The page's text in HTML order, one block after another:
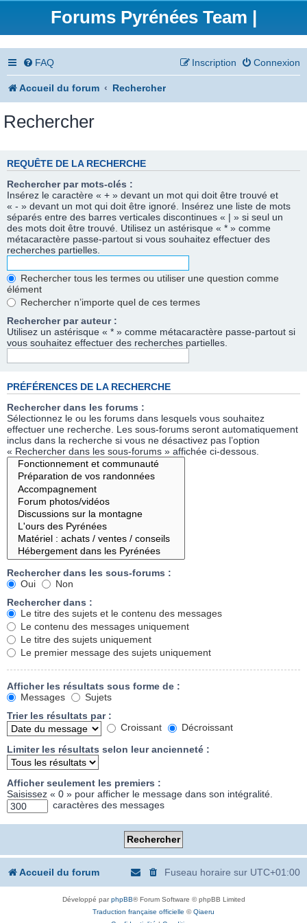
Forums Pyrénées Team |
FAQ Connexion
Inscription
Accueil du forum Rechercher
Rechercher
REQUÊTE DE LA RECHERCHE
Rechercher par mots-clés :
Insérez le caractère « + » devant un mot qui doit être trouvé et
« - » devant un mot qui doit être ignoré. Insérez une liste de mots
séparés entre des barres verticales discontinues « | » si seul un
des mots doit être trouvé. Utilisez un astérisque « * » comme
métacaractère passe-partout si vous souhaitez effectuer des
recherches partielles.
Rechercher tous les termes ou utiliser une question comme
élément
Rechercher n’importe quel de ces termes
Rechercher par auteur :
Utilisez un astérisque « * » comme métacaractère passe-partout si
vous souhaitez effectuer des recherches partielles.
PRÉFÉRENCES DE LA RECHERCHE
Rechercher dans les forums :
Sélectionnez le ou les forums dans lesquels vous souhaitez
effectuer une recherche. Les sous-forums seront automatiquement
inclus dans la recherche si vous ne désactivez pas l’option
« Rechercher dans les sous-forums » affichée ci-dessous.
Rechercher dans les sous-forums :
Oui
Non
Rechercher dans :
Le titre des sujets et le contenu des messages
Le contenu des messages uniquement
Le titre des sujets uniquement
Le premier message des sujets uniquement
Afficher les résultats sous forme de :
Messages
Sujets
Trier les résultats par :
Croissant
Décroissant
Limiter les résultats selon leur ancienneté :
Afficher seulement les premiers :
Saisissez « 0 » pour afficher le message dans son intégralité.
caractères des messages
Accueil du forum Fuseau horaire sur UTC+01:00
Développé parphpBB® Forum Software © phpBB Limited
Traduction française officielle ©Qiaeru